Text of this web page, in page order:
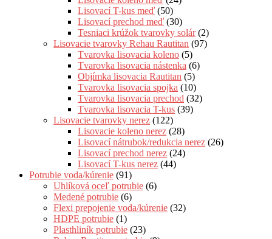
Lisovací T-kus meď (50)
Lisovací prechod meď (30)
Tesniaci krúžok tvarovky solár (2)
Lisovacie tvarovky Rehau Rautitan (97)
Tvarovka lisovacia koleno (5)
Tvarovka lisovacia nástenka (6)
Objímka lisovacia Rautitan (5)
Tvarovka lisovacia spojka (10)
Tvarovka lisovacia prechod (32)
Tvarovka lisovacia T-kus (39)
Lisovacie tvarovky nerez (122)
Lisovacie koleno nerez (28)
Lisovací nátrubok/redukcia nerez (26)
Lisovací prechod nerez (24)
Lisovací T-kus nerez (44)
Potrubie voda/kúrenie (91)
Uhlíková oceľ potrubie (6)
Medené potrubie (6)
Flexi prepojenie voda/kúrenie (32)
HDPE potrubie (1)
Plasthliník potrubie (23)